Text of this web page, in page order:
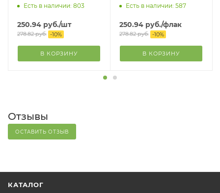
Есть в наличии: 803
250.94 руб./шт
278.82руб. -10%
В КОРЗИНУ
Есть в наличии: 587
250.94 руб./флак
278.82руб. -10%
В КОРЗИНУ
Отзывы
ОСТАВИТЬ ОТЗЫВ
КАТАЛОГ